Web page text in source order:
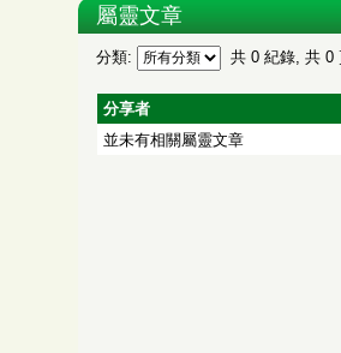
屬靈文章
分類: 共 0 紀錄, 共 0
分享者
並未有相關屬靈文章